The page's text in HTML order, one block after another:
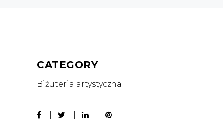
CATEGORY
Biżuteria artystyczna